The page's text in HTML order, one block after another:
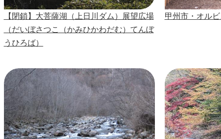
【閉鎖】大菩薩湖（上日川ダム）展望広場
（だいぼさつこ（かみひかわだむ）てんぼ
うひろば）
甲州市・オル